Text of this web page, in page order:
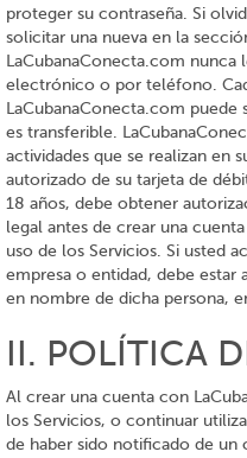
proteger su contraseña. Si
solicitar una nueva en la
LaCubanaConecta.com
electrónico o por teléfono.
LaCubanaConecta.com
es transferible.
actividades que se realizan en
autorizado de su tarjeta de
18 años, debe obtener
legal antes de crear una
uso de los Servicios. Si usted
empresa o entidad, debe estar
en nombre de dicha persona,
II. POLÍTICA
Al crear una cuenta con
los Servicios, o continuar
de haber sido notificado de un